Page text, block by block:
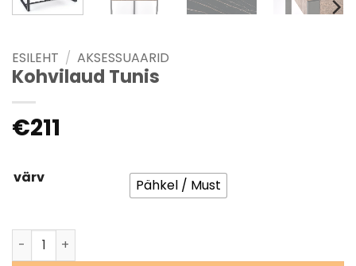
ESILEHT / AKSESSUAARID
Kohvilaud Tunis
€211
värv Pähkel / Must